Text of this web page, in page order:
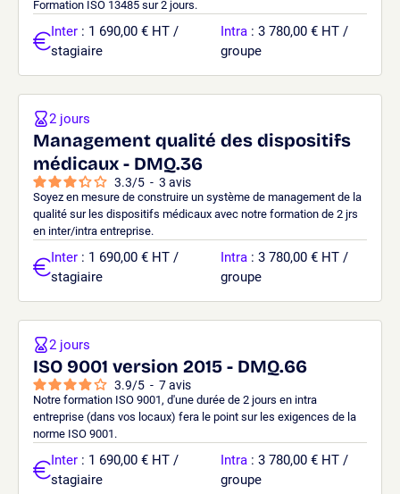
Formation ISO 13485 sur 2 jours.
Inter : 1 690,00 € HT /
stagiaire
Intra : 3 780,00 € HT /
groupe
Management qualité des dispositifs
médicaux - DMQ.36
3.3/5 - 3 avis
Soyez en mesure de construire un système de management de la
qualité sur les dispositifs médicaux avec notre formation de 2 jrs
en inter/intra entreprise.
2 jours
Inter : 1 690,00 € HT /
stagiaire
Intra : 3 780,00 € HT /
groupe
ISO 9001 version 2015 - DMQ.66
3.9/5 - 7avis
Notre formation ISO 9001, d'une durée de 2 jours en intra
entreprise (dans vos locaux) fera le point sur les exigences de la
norme ISO 9001.
2 jours
Inter : 1 690,00 € HT /
stagiaire
Intra : 3 780,00 € HT /
groupe